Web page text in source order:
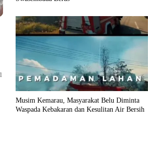
Musim Kemarau, Masyarakat Belu Diminta
Waspada Kebakaran dan Kesulitan Air Bersih